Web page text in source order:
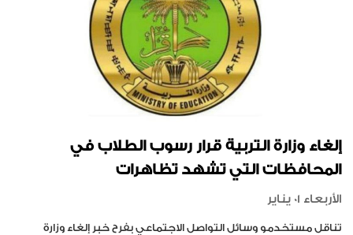
إلغاء وزارة التربية قرار رسوب الطلاب في
المحافظات التي تشهد تظاهرات
الأربعاء 01 يناير
تناقل مستخدمو وسائل التواصل الاجتماعي بفرح خبر إلغاء وزارة